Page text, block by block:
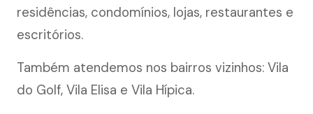
residências, condomínios, lojas, restaurantes e
escritórios.
Também atendemos nos bairros vizinhos: Vila
do Golf, Vila Elisa e Vila Hípica.